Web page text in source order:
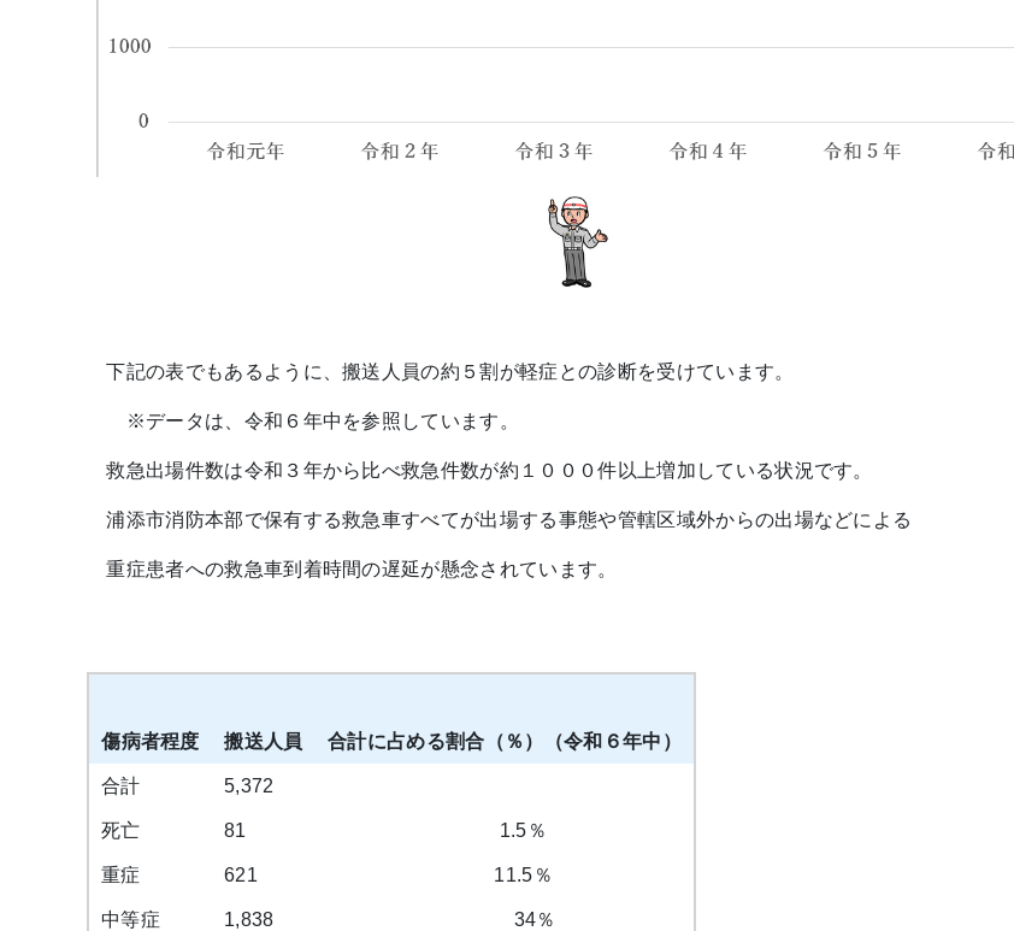
下記の表でもあるように、搬送人員の約５割が軽症との診断を受けています。
※データは、令和６年中を参照しています。
救急出場件数は令和３年から比べ救急件数が約１０００件以上増加している状況です。
浦添市消防本部で保有する救急車すべてが出場する事態や管轄区域外からの出場などによる
重症患者への救急車到着時間の遅延が懸念されています。
傷病者程度 搬送人員 合計に占める割合（％）（令和６年中）
合計 5,372
死亡 81 1.5％
重症 621 11.5％
中等症 1,838 34％